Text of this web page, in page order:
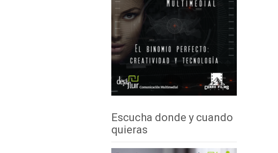
Escucha donde y cuando
quieras